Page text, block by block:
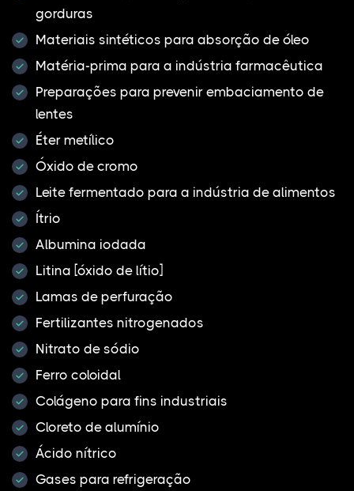
gorduras
Materiais sintéticos para absorção de óleo
Matéria-prima para a indústria farmacêutica
Preparações para prevenir embaciamento de
lentes
Éter metílico
Óxido de cromo
Leite fermentado para a indústria de alimentos
Ítrio
Albumina iodada
Litina [óxido de lítio]
Lamas de perfuração
Fertilizantes nitrogenados
Nitrato de sódio
Ferro coloidal
Colágeno para fins industriais
Cloreto de alumínio
Ácido nítrico
Gases para refrigeração